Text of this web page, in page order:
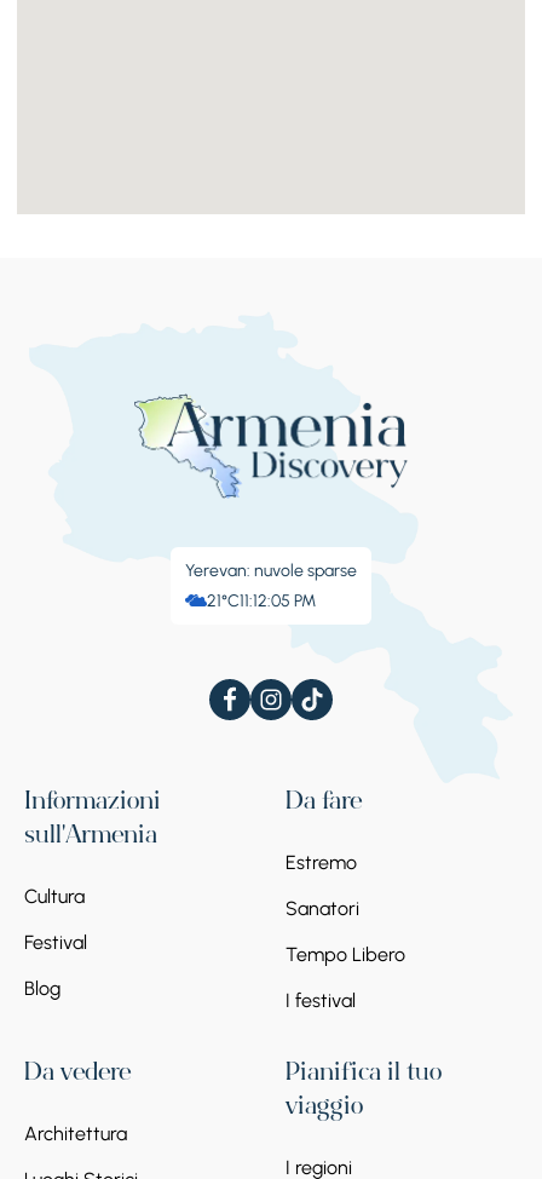
Yerevan: nuvole sparse
21°C11:12:09 PM
Informazioni
sull'Armenia
Cultura
Festival
Blog
Da fare
Estremo
Sanatori
Tempo Libero
I festival
Da vedere
Architettura
Pianifica il tuo
viaggio
I regioni